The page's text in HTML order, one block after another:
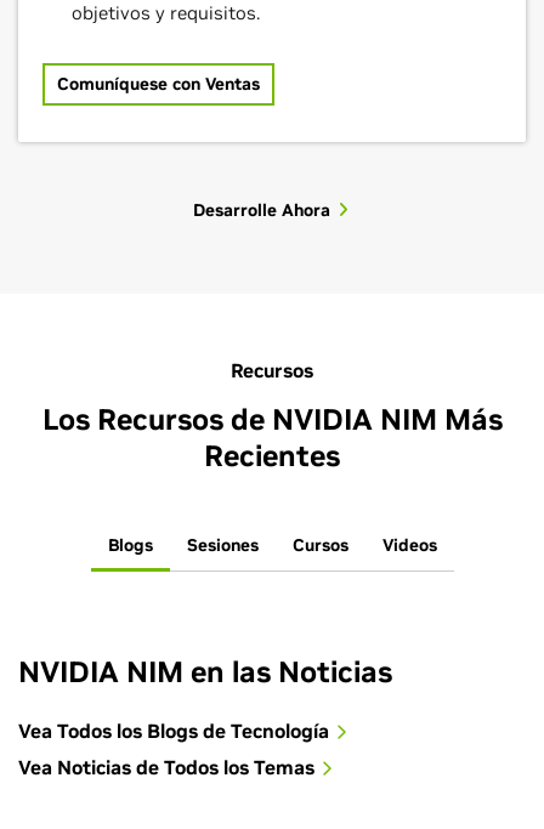
objetivos y requisitos.
Comuníquese con Ventas
Desarrolle Ahora
Recursos
Los Recursos de NVIDIA NIM Más
Recientes
Blogs Sesiones Cursos Videos
NVIDIA NIM en las Noticias
Vea Todos los Blogs de Tecnología
Vea Noticias de Todos los Temas